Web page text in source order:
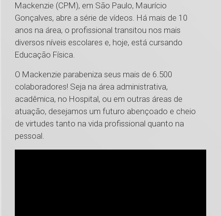
Mackenzie (CPM), em São Paulo, Maurício
Gonçalves, abre a série de vídeos. Há mais de 10
anos na área, o profissional transitou nos mais
diversos níveis escolares e, hoje, está cursando
Educação Física.
O Mackenzie parabeniza seus mais de 6.500
colaboradores! Seja na área administrativa,
acadêmica, no Hospital, ou em outras áreas de
atuação, desejamos um futuro abençoado e cheio
de virtudes tanto na vida profissional quanto na
pessoal.